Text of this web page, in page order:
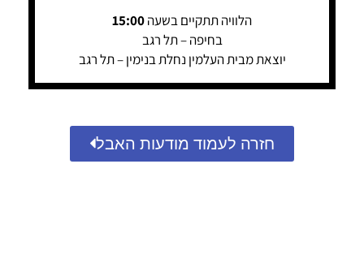
הלוויה תתקיים בשעה15:00
בחיפה – תל רגב
יוצאת מבית העלמין נחלת בנימין – תל רגב
חזרה לעמוד מודעות האבל